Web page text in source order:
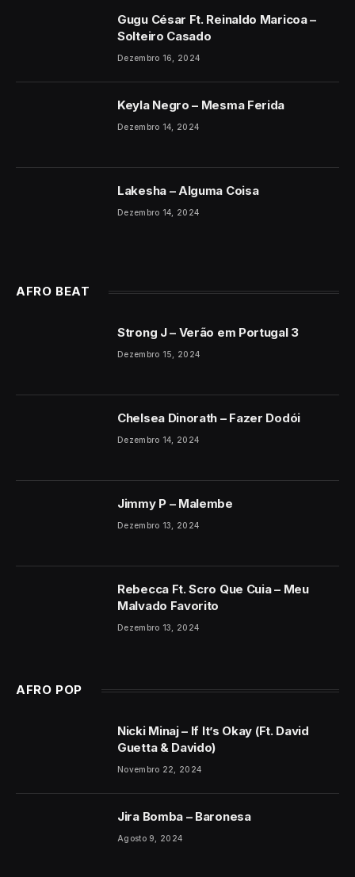
Gugu César Ft. Reinaldo Maricoa –
Solteiro Casado
Dezembro 16, 2024
Keyla Negro – Mesma Ferida
Dezembro 14, 2024
Lakesha – Alguma Coisa
Dezembro 14, 2024
AFRO BEAT
Strong J – Verão em Portugal 3
Dezembro 15, 2024
Chelsea Dinorath – Fazer Dodói
Dezembro 14, 2024
Jimmy P – Malembe
Dezembro 13, 2024
Rebecca Ft. Scro Que Cuia – Meu
Malvado Favorito
Dezembro 13, 2024
AFRO POP
Nicki Minaj – If It’s Okay (Ft. David
Guetta & Davido)
Novembro 22, 2024
Jira Bomba – Baronesa
Agosto 9, 2024